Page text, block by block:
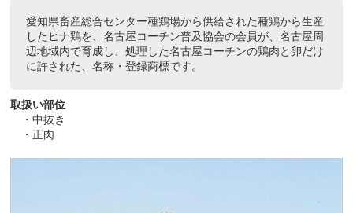
愛知県畜産総合センター種鶏場から供給された種鶏から生産
したヒナ鶏を、名古屋コーチン普及協会の会員が、名古屋周
辺地域内で育成し、処理した名古屋コーチンの鶏肉と卵だけ
に許された、名称・登録商標です。
取扱い部位
・中抜き
・正肉